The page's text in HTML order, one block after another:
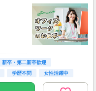
新卒・第二新卒歓迎
学歴不問 女性活躍中